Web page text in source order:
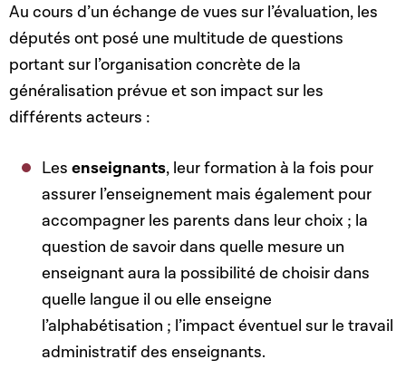
Au cours d’un échange de vues sur l’évaluation, les
députés ont posé une multitude de questions
portant sur l’organisation concrète de la
généralisation prévue et son impact sur les
différents acteurs :
Lesenseignants, leur formation à la fois pour
assurer l’enseignement mais également pour
accompagner les parents dans leur choix ; la
question de savoir dans quelle mesure un
enseignant aura la possibilité de choisir dans
quelle langue il ou elle enseigne
l’alphabétisation ; l’impact éventuel sur le travail
administratif des enseignants.